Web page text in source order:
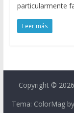
particularmente
Leer más
Copyright © 2026
Tema: ColorMag by